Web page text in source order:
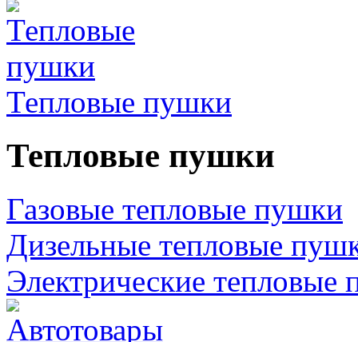
Тепловые пушки
Тепловые пушки
Газовые тепловые пушки
Дизельные тепловые
Электрические тепловые